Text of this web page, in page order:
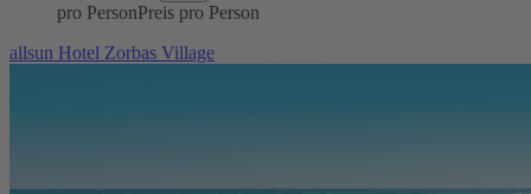
pro PersonPreis pro Person
allsun Hotel Zorbas Village